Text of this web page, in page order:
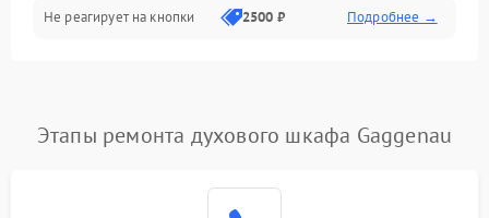
Не реагирует на кнопки 2500 ₽ Подробнее →
Этапы ремонта духового шкафа Gaggenau